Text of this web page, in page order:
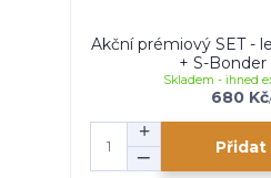
Akční prémiový SET -
+ S-
680 Kč
Skladem - ihned
Přidat